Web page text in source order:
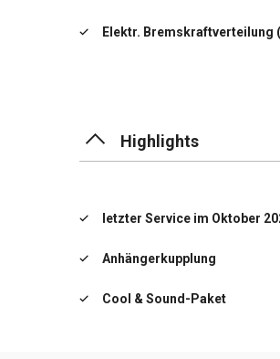
Elektr. Bremskraftverteilung
Fahrassistenz-System:
Highlights
letzter Service im Oktober
Anhängerkupplung
Cool & Sound-Paket